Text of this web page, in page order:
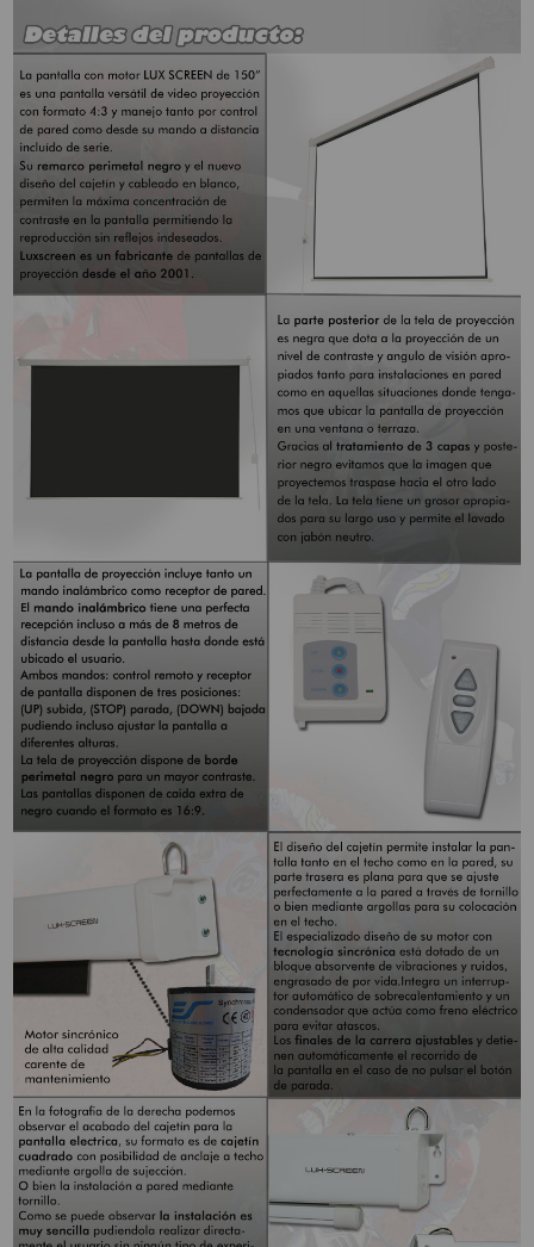
Attention Orders:
951 10 21 22
Monday to Friday 9.00h - 15.30h
pedidos@proyectorbarato.com
Technical Assistance:
soporte@proyectorbarato.com